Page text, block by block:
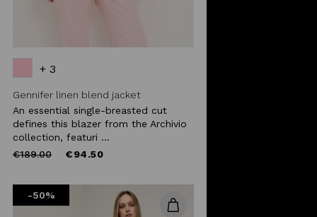
+ 3
Gennifer linen blend jacket
An essential single-breasted cut
defines this blazer from the Archivio
collection, featuri ...
Price
€189.00to €94.50
-50%